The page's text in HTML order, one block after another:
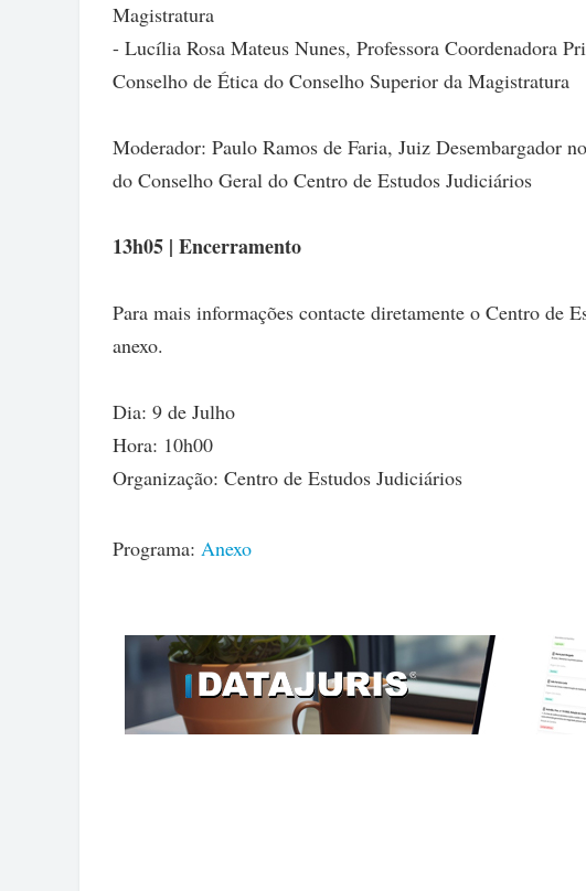
Magistratura
- Lucília Rosa Mateus Nunes, Professora Coordenadora
Conselho de Ética do Conselho Superior da Magistratura
Moderador: Paulo Ramos de Faria, Juiz Desembargador
do Conselho Geral do Centro de Estudos Judiciários
13h05 | Encerramento
Para mais informações contacte diretamente o Centro de
anexo.
Dia: 9 de Julho
Hora: 10h00
Organização: Centro de Estudos Judiciários
Programa: Anexo